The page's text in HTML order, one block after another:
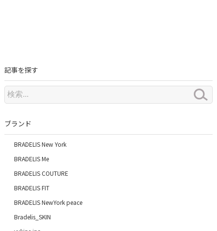
記事を探す
ブランド
BRADELIS New York
BRADELIS Me
BRADELIS COUTURE
BRADELIS FIT
BRADELIS NewYork peace
Bradelis_SKIN